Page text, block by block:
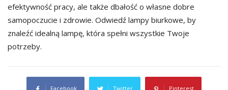
efektywność pracy, ale także dbałość o własne dobre
samopoczucie i zdrowie. Odwiedź lampy biurkowe, by
znaleźć idealną lampę, która spełni wszystkie Twoje
potrzeby.
Facebook Twitter Pinterest